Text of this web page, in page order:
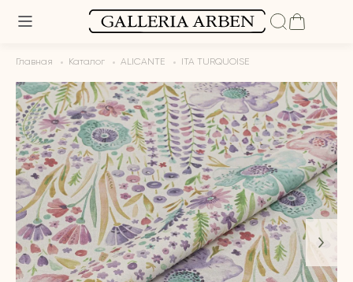
Главная Каталог ALICANTE ITA TURQUOISE